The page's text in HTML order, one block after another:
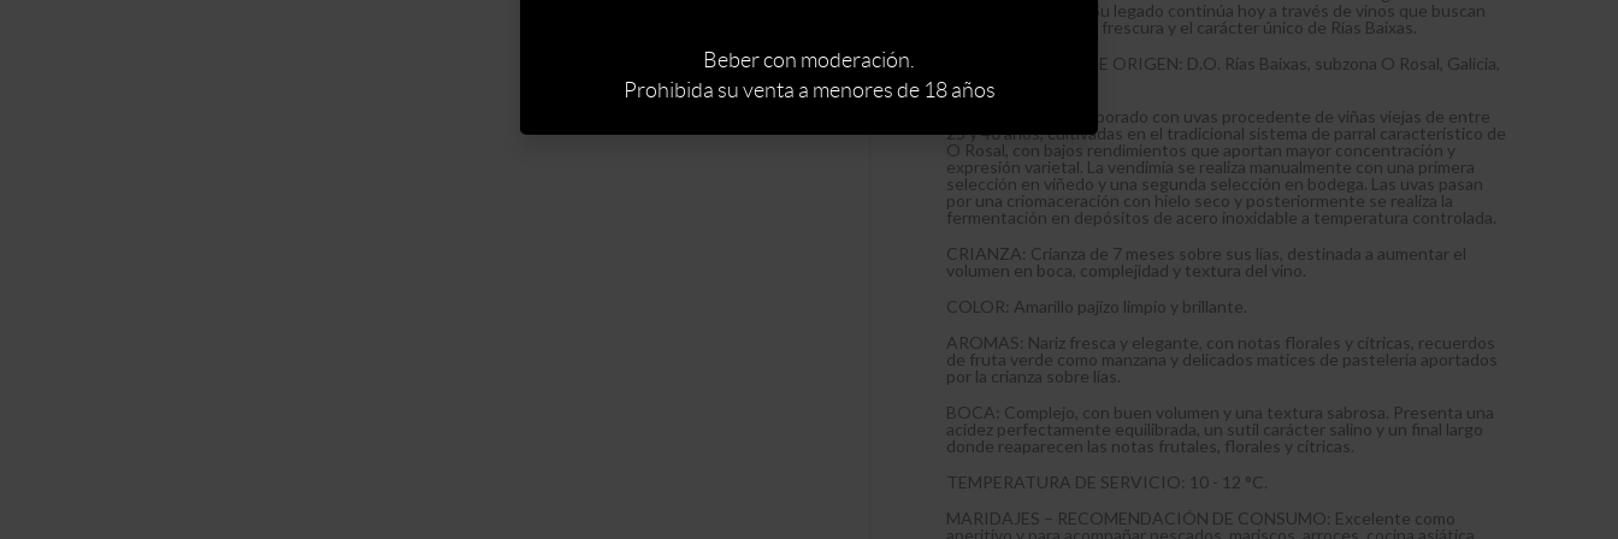
blancas de España. Su legado continúa hoy a través de vinos que buscan
transmitir elegancia, frescura y el carácter único de Rías Baixas.
DENOMINACIÓN DE ORIGEN: D.O. Rías Baixas, subzona O Rosal, Galicia,
España.
VINIFICACIÓN: Elaborado con uvas procedente de viñas viejas de entre
25 y 40 años, cultivadas en el tradicional sistema de parral característico de
O Rosal, con bajos rendimientos que aportan mayor concentración y
expresión varietal. La vendimia se realiza manualmente con una primera
selección en viñedo y una segunda selección en bodega. Las uvas pasan
por una criomaceración con hielo seco y posteriormente se realiza la
fermentación en depósitos de acero inoxidable a temperatura controlada.
CRIANZA: Crianza de 7 meses sobre sus lías, destinada a aumentar el
volumen en boca, complejidad y textura del vino.
COLOR: Amarillo pajizo limpio y brillante.
AROMAS: Nariz fresca y elegante, con notas florales y cítricas, recuerdos
de fruta verde como manzana y delicados matices de pastelería aportados
por la crianza sobre lías.
BOCA: Complejo, con buen volumen y una textura sabrosa. Presenta una
acidez perfectamente equilibrada, un sutil carácter salino y un final largo
donde reaparecen las notas frutales, florales y cítricas.
TEMPERATURA DE SERVICIO: 10 - 12 °C.
MARIDAJES – RECOMENDACIÓN DE CONSUMO: Excelente como
aperitivo y para acompañar pescados, mariscos, arroces, cocina asiática,
Beber con moderación.
Prohibida su venta a menores de 18 años